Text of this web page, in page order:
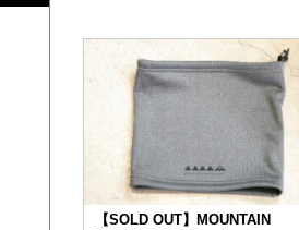
【SOLD OUT】MOUNTAIN